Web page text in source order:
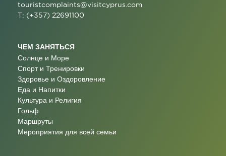
touristcomplaints@visitcyprus.com
T: (+357) 22691100
ЧЕМ ЗАНЯТЬСЯ
Солнце и Море
Спорт и Тренировки
Здоровье и Оздоровление
Еда и Напитки
Культура и Религия
Гольф
Маршруты
Мероприятия для всей семьи